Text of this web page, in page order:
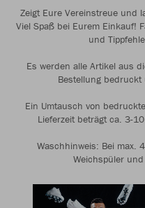
Zeigt Eure Vereinstreue und
Viel Spaß bei Eurem Einkauf!
und
Es werden alle Artikel aus
Bestellung
Ein Umtausch von
Lieferzeit beträgt ca. 3-
Waschhinweis: Bei max.
Weichspüler